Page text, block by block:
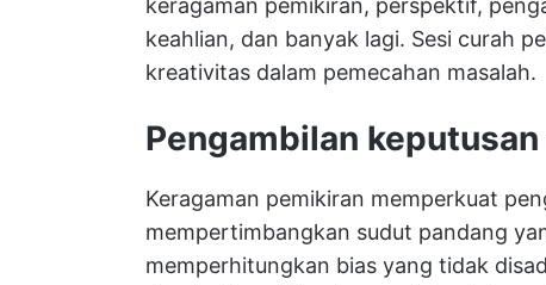
keragaman pemikiran, perspektif,
keahlian, dan banyak lagi. Sesi curah
kreativitas dalam pemecahan masalah.
Pengambilan
Keragaman pemikiran memperkuat
mempertimbangkan sudut pandang
memperhitungkan bias yang tidak